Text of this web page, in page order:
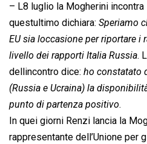
– L8 luglio la Mogherini
questultimo dichiara:  Speriamo
EU sia loccasione per riportare
livello dei rapporti Italia Russia.
dellincontro dice:  ho constatato
(Russia e Ucraina) la
punto di partenza positivo.
In quei giorni Renzi lancia la
rappresentante dell’Unione per